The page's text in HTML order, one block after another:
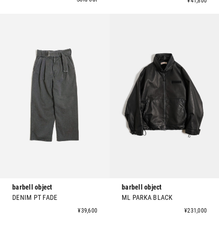
barbell object
DENIM PT FADE
¥39,600
barbell object
ML PARKA BLACK
¥231,000